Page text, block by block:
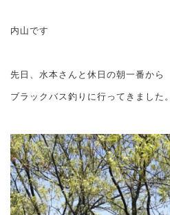
内山です
先日、水本さんと休日の朝一番から
ブラックバス釣りに行ってきました。